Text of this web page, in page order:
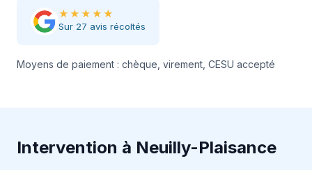
★★★★★
Sur 27 avis récoltés
Moyens de paiement : chèque, virement, CESU accepté
Intervention à Neuilly-Plaisance